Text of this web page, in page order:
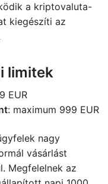
a kriptovaluta-
kiegészíti az
limitek
EUR
: maximum 999 EUR
nagy
vásárlást
Megfelelnek az